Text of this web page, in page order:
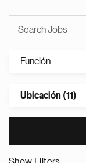
Función
Ubicación (11)